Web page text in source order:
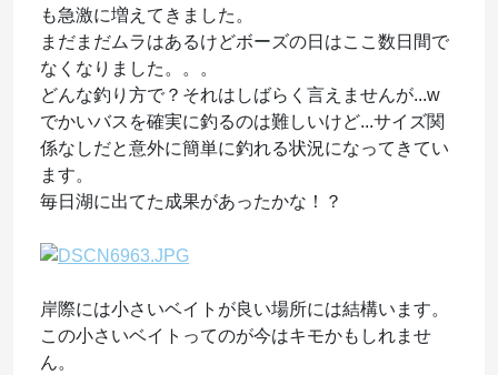
も急激に増えてきました。
まだまだムラはあるけどボーズの日はここ数日間で
なくなりました。。。
どんな釣り方で？それはしばらく言えませんが...w
でかいバスを確実に釣るのは難しいけど...サイズ関
係なしだと意外に簡単に釣れる状況になってきてい
ます。
毎日湖に出てた成果があったかな！？
岸際には小さいベイトが良い場所には結構います。
この小さいベイトってのが今はキモかもしれませ
ん。